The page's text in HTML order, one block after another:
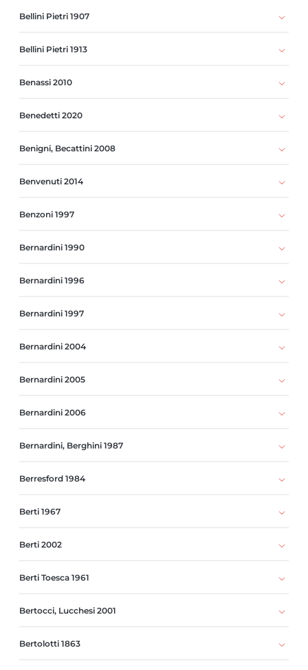
Bellini Pietri 1907
Bellini Pietri 1913
Benassi 2010
Benedetti 2020
Benigni, Becattini 2008
Benvenuti 2014
Benzoni 1997
Bernardini 1990
Bernardini 1996
Bernardini 1997
Bernardini 2004
Bernardini 2005
Bernardini 2006
Bernardini, Berghini 1987
Berresford 1984
Berti 1967
Berti 2002
Berti Toesca 1961
Bertocci, Lucchesi 2001
Bertolotti 1863